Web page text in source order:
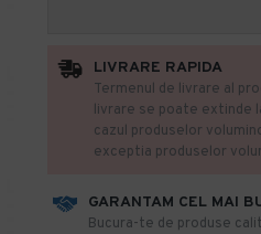
GARANTAM CEL MAI
​Bucura-te de produse
LIVRARE RAPIDA
Termenul de livrare al
livrare se poate extinde
cazul produselor
exceptia produselor